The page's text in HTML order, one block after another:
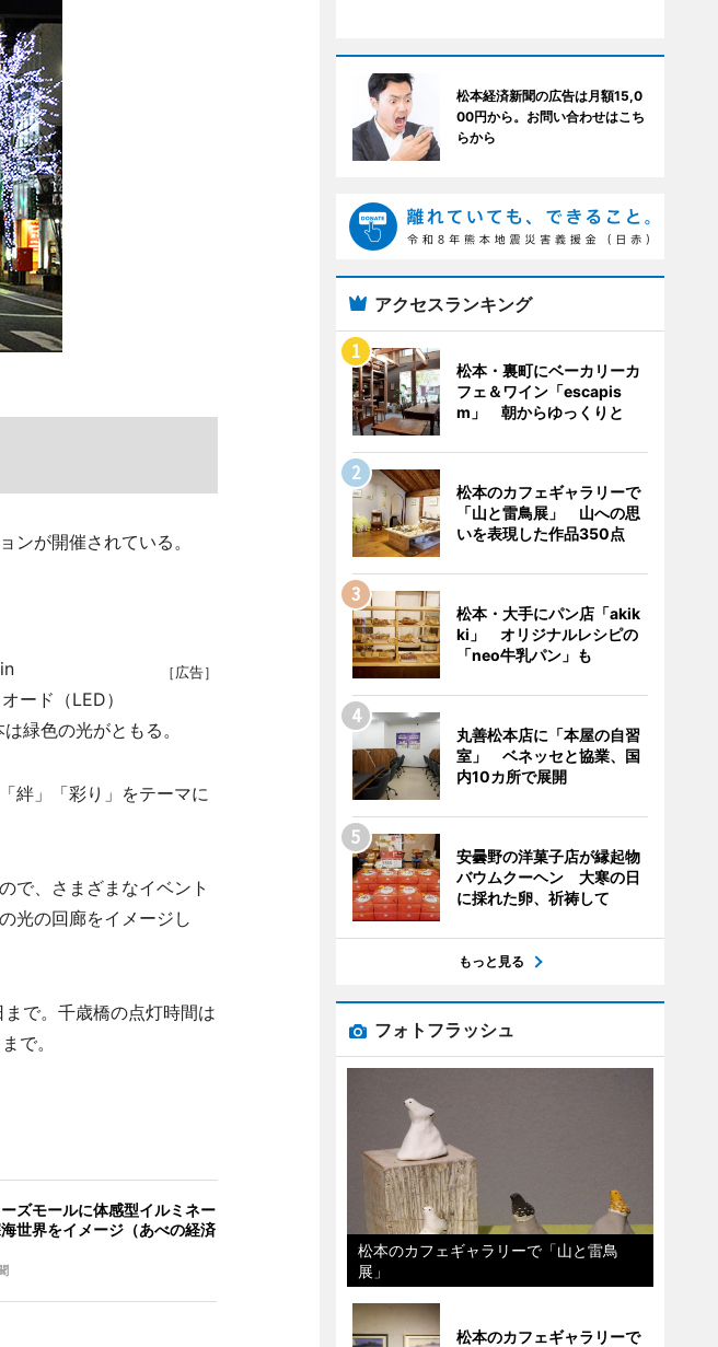
が開催されている。
［広告］
ード（LED）
緑色の光がともる。
絆」「彩り」をテーマに
で、さまざまなイベント
光の回廊をイメージし
で。千歳橋の点灯時間は
で。
ズモールに体感型イルミネー
世界をイメージ（あべの経済
松本経済新聞の広告は月額15,0
00円から。お問い合わせはこち
らから
アクセスランキング
松本・裏町にベーカリーカ
フェ＆ワイン「escapis
m」 朝からゆっくりと
松本のカフェギャラリーで
「山と雷鳥展」 山への思
いを表現した作品350点
松本・大手にパン店「akik
ki」 オリジナルレシピの
「neo牛乳パン」も
丸善松本店に「本屋の自習
室」 ベネッセと協業、国
内10カ所で展開
安曇野の洋菓子店が縁起物
バウムクーヘン 大寒の日
に採れた卵、祈祷して
もっと見る
フォトフラッシュ
松本のカフェギャラリーで「山と雷鳥
展」
松本のカフェギャラリーで